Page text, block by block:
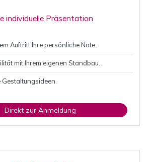
individuelle Präsentation
Auftritt Ihre persönliche Note.
mit Ihrem eigenen Standbau.
Gestaltungsideen.
Direkt zur Anmeldung